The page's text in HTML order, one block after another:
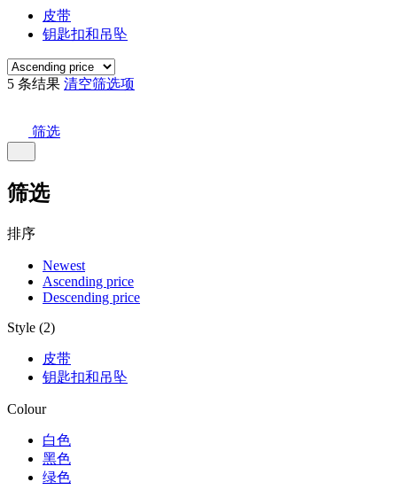
皮带
钥匙扣和吊坠
5 条结果 清空筛选项
筛选
筛选
排序
Newest
Ascending price
Descending price
Style (2)
皮带
钥匙扣和吊坠
Colour
白色
黑色
绿色